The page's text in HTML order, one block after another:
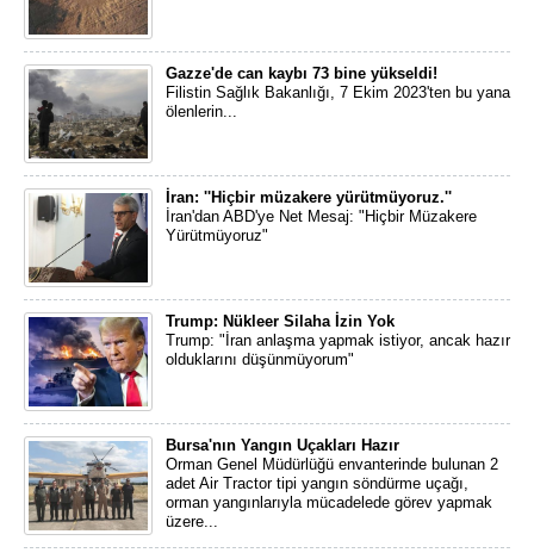
Gazze'de can kaybı 73 bine yükseldi!
Filistin Sağlık Bakanlığı, 7 Ekim 2023'ten bu yana
ölenlerin...
İran: ''Hiçbir müzakere yürütmüyoruz.''
İran'dan ABD'ye Net Mesaj: "Hiçbir Müzakere
Yürütmüyoruz"
Trump: Nükleer Silaha İzin Yok
Trump: "İran anlaşma yapmak istiyor, ancak hazır
olduklarını düşünmüyorum"
Bursa'nın Yangın Uçakları Hazır
Orman Genel Müdürlüğü envanterinde bulunan 2
adet Air Tractor tipi yangın söndürme uçağı,
orman yangınlarıyla mücadelede görev yapmak
üzere...